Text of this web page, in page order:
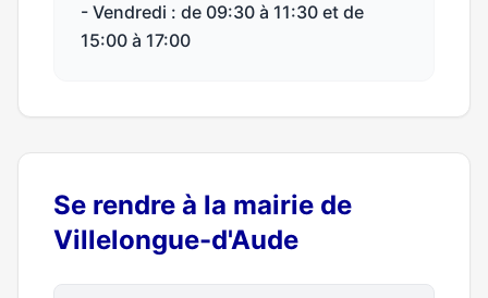
- Vendredi : de 09:30 à 11:30 et de
15:00 à 17:00
Se rendre à la mairie de
Villelongue-d'Aude